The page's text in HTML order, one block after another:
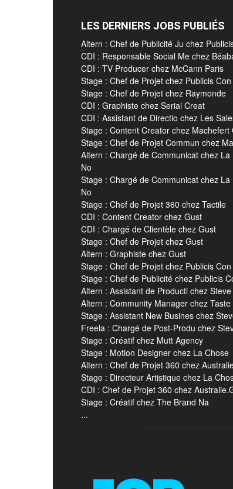
LES DERNIERS JOBS PUBLIÉS
Altern : Chef de Publicité Ju chez
CDI : Responsable Social Me chez
CDI : TV Producer chez McCann Paris
Stage : Chef de Projet chez Publicis Con
Stage : Chef de Projet chez Raymonde
CDI : Graphiste chez Serial Creat
CDI : Assistant de Directio chez Les
Stage : Content Creator chez Machefert
Stage : Chef de Projet Commun chez
Altern : Chargé de Communicat chez La
No
Stage : Chargé de Communicat chez La
No
Stage : Chef de Projet 360 chez Tactile
CDI : Content Creator chez Gust
CDI : Chargé de Clientèle chez Gust
Stage : Chef de Projet chez Gust
Altern : Graphiste chez Gust
Stage : Chef de Projet chez Publicis Con
Stage : Chef de Publicité chez Publicis
Altern : Assistant de Producti chez Steve
Altern : Community Manager chez Taste
Stage : Assistant New Busines chez
Freela : Chargé de Post-Produ chez
Stage : Créatif chez Mutt Agency
Stage : Motion Designer chez La Chose
Altern : Chef de Projet 360 chez
Stage : Directeur Artistique chez La
CDI : Chef de Projet 360 chez
Stage : Créatif chez The Brand Na
...